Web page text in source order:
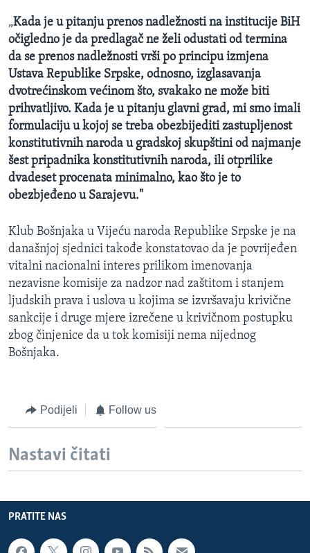
„Kada je u pitanju prenos nadležnosti na institucije BiH
očigledno je da predlagač ne želi odustati od termina
da se prenos nadležnosti vrši po principu izmjena
Ustava Republike Srpske, odnosno, izglasavanja
dvotrećinskom većinom što, svakako ne može biti
prihvatljivo. Kada je u pitanju glavni grad, mi smo imali
formulaciju u kojoj se treba obezbijediti zastupljenost
konstitutivnih naroda u gradskoj skupštini od najmanje
šest pripadnika konstitutivnih naroda, ili otprilike
dvadeset procenata minimalno, kao što je to
obezbjeđeno u Sarajevu."
Klub Bošnjaka u Vijeću naroda Republike Srpske je na
današnjoj sjednici takođe konstatovao da je povrijeđen
vitalni nacionalni interes prilikom imenovanja
nezavisne komisije za nadzor nad zaštitom i stanjem
ljudskih prava i uslova u kojima se izvršavaju krivične
sankcije i druge mjere izrečene u krivičnom postupku
zbog činjenice da u tok komisiji nema nijednog
Bošnjaka.
Podijeli Follow us
Nastavi čitati
PRATITE NAS